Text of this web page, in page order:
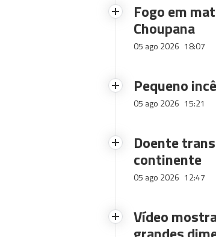
Fogo em
Choupana
05 ago 2026 18:07
Pequeno
05 ago 2026 15:21
Doente
continente
05 ago 2026 12:47
Vídeo